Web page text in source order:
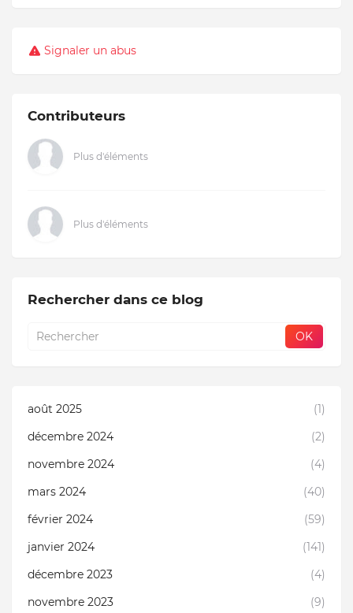
Signaler un abus
Contributeurs
Plus d'éléments
Plus d'éléments
Rechercher dans ce blog
août 2025
(1)
décembre 2024
(2)
novembre 2024
(4)
mars 2024
(40)
février 2024
(59)
janvier 2024
(141)
décembre 2023
(4)
novembre 2023
(9)